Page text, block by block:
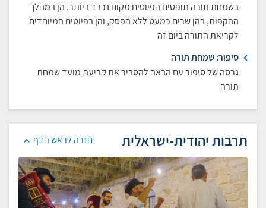
בשמחת תורה תופסים הפיוטים מקום נכבד ביותר. הן במהלך
ההקפות, בהן שרים כמעט ללא הפסק, והן בפיוטים המיוחדים
לקריאת התורה ביום זה
סיפור: שמחת תורה
גרסה של סיפור עם הבאה להסביר את קביעת מועד שמחת
תורה
חזרה לראש הדף תרבות יהודית-ישראלית